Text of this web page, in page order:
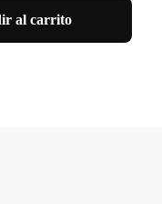
al carrito